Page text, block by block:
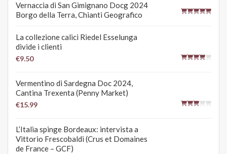
Vernaccia di San Gimignano Docg 2024
Borgo della Terra, Chianti Geografico
La collezione calici Riedel Esselunga
divide i clienti
€9.50
Vermentino di Sardegna Doc 2024,
Cantina Trexenta (Penny Market)
€15.99
L’Italia spinge Bordeaux: intervista a
Vittorio Frescobaldi (Crus et Domaines
de France – GCF)